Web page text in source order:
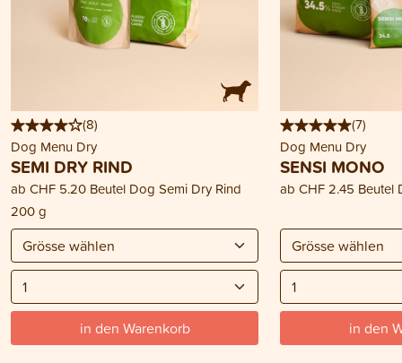
(8)
Dog Menu Dry
SEMI DRY RIND
ab CHF 5.20 Beutel Dog Semi Dry Rind
200 g
in den Warenkorb
(7)
Dog Menu Dry
SENSI MONO
ab CHF 2.45 Beutel
in den